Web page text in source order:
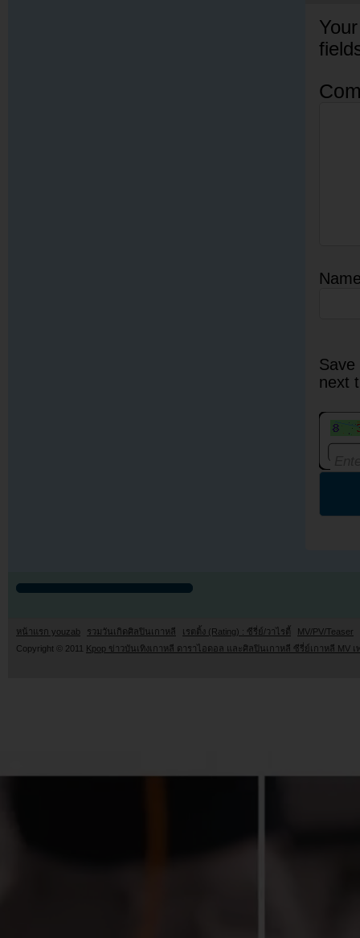
next
หน้าแรก youzab รวมวันเกิดศิลปินเกาหลี เรตติ้ง (Rating) : ซีรี่ย์/วาไรตี้
MV/PV/Teaser
Copyright © 2011 Kpop ข่าวบันเทิงเกาหลี ดาราไอดอล และศิลปินเกาหลี ซีรี่ย์เกาหลี MV